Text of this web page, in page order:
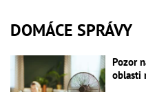
DOMÁCE SPRÁVY
Pozor
oblasti